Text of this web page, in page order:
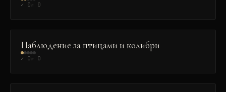
✓ 0 0
ПРИРОДА
Наблюдение за птицами и колибри
✓ 0 0
ПРИРОДА